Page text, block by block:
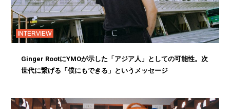
INTERVIEW
Ginger RootにYMOが示した「アジア人」としての可能性。次
世代に繋げる「僕にもできる」というメッセージ